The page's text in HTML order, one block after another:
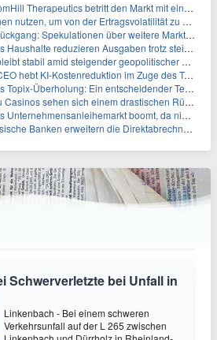
Therapeutics betritt den Markt mit einem IPO-Boost von 150 Millionen Dollar
nutzen, um von der Ertragsvolatilität zu profitieren
Spekulationen über weitere Marktinterventionen nehmen zu
reduzieren Ausgaben trotz steigender Löhne: Ein Warnsignal für das Wachstum
amid steigender geopolitischer Spannungen im Persischen Golf
hebt KI-Kostenreduktion im Zuge des Token-Paradoxons hervor
Überholung: Ein entscheidender Test für Small Caps
sich einem drastischen Rückgang der Einnahmen angesichts der anhaltenden China-Razzia gegenüber
boomt, da niedriger bewertete Kreditnehmer nach Schutz durch Covenants suchen
erweitern die Direktabrechnung zur Unterstützung der globalen Rolle des Yuan
Schwerverletzte bei Unfall in
Linkenbach - Bei einem schweren
Verkehrsunfall auf der L 265 zwischen